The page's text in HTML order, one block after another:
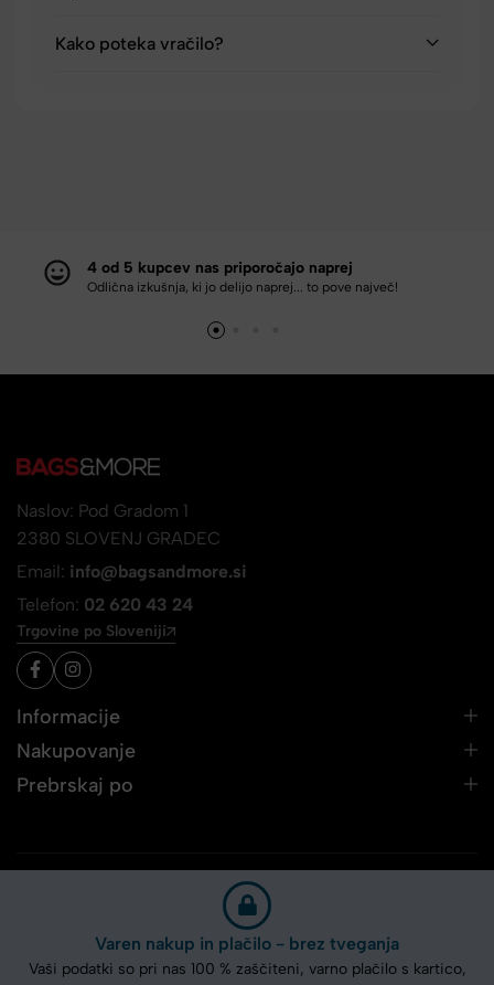
Kako poteka vračilo?
4 od 5 kupcev nas priporočajo naprej
Odlična izkušnja, ki jo delijo naprej... to pove največ!
Naslov: Pod Gradom 1
2380 SLOVENJ GRADEC
Email: info@bagsandmore.si
Telefon: 02 620 43 24
Trgovine po Sloveniji
Informacije
Nakupovanje
Prebrskaj po
Varen nakup in plačilo - brez tveganja
Vaši podatki so pri nas 100 % zaščiteni, varno plačilo s kartico,